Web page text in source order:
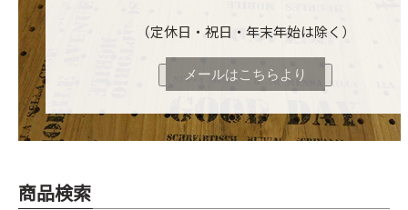
（定休日・祝日・年末年始は除く）
メールはこちらより
商品検索